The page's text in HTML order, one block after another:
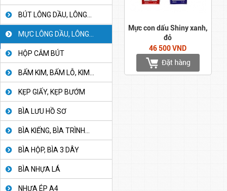
BÚT LÔNG DẦU, LÔNG...
MỰC LÔNG DẦU, LÔNG...
HỘP CẮM BÚT
BẤM KIM, BẤM LỖ, KIM...
KẸP GIẤY, KẸP BƯỚM
BÌA LƯU HỒ SƠ
BÌA KIẾNG, BÌA TRÌNH...
BÌA HỘP, BÌA 3 DÂY
BÌA NHỰA LÁ
NHỰA ÉP A4
Mực con dấu Shiny xanh,
đỏ
46 500 VND